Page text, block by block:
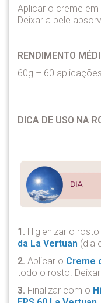
Aplicar o creme
Deixar a pele
RENDIMENTO
60g – 60
DICA DE USO NA
1. Higienizar o
da La Vertuan (dia
2. Aplicar o Creme
todo o rosto.
3. Finalizar com o